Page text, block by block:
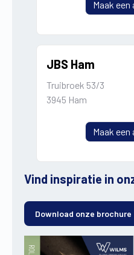
Maak
JBS Ham
Truibroek 53/3
3945 Ham
Maak
Vind inspiratie in
Download onze brochure